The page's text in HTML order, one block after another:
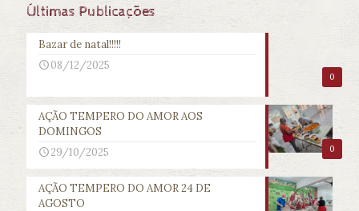
Últimas Publicações
0
Bazar de natal!!!!!
08/12/2025
0
AÇÃO TEMPERO DO AMOR AOS
DOMINGOS
29/10/2025
AÇÃO TEMPERO DO AMOR 24 DE
AGOSTO